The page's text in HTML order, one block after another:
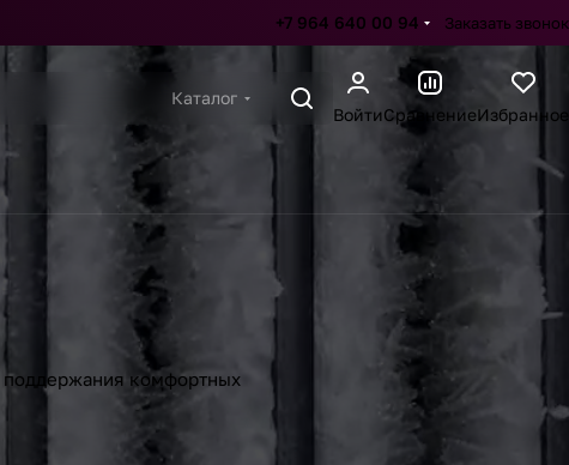
+7 964 640 00 94 Заказать звонок
Каталог
ВойтиСравнениеИзбранное
поддержания комфортных